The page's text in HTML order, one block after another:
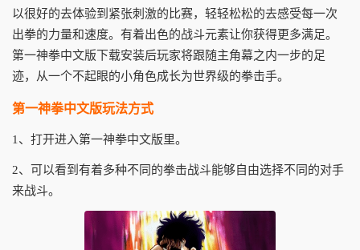
以很好的去体验到紧张刺激的比赛，轻轻松松的去感受每一次
出拳的力量和速度。有着出色的战斗元素让你获得更多满足。
第一神拳中文版下载安装后玩家将跟随主角幕之内一步的足
迹，从一个不起眼的小角色成长为世界级的拳击手。
第一神拳中文版玩法方式
1、打开进入第一神拳中文版里。
2、可以看到有着多种不同的拳击战斗能够自由选择不同的对手
来战斗。